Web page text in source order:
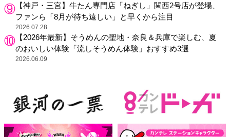
【神戸・三宮】牛たん専門店「ねぎし」関西2号店が登場、
ファンら「8月が待ち遠しい」と早くから注目
2026.07.28
【2026年最新】そうめんの聖地・奈良＆兵庫で楽しむ、夏
のおいしい体験「流しそうめん体験」おすすめ3選
2026.06.09